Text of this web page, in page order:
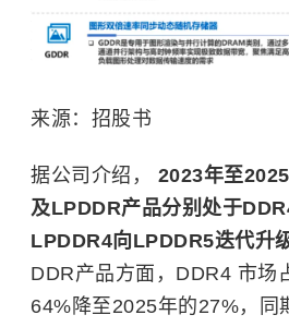
来源：招股书
据公司介绍， 2023年至
及LPDDR产品分别处于
LPDDR4向LPDDR5迭代升
DDR产品方面，DDR4 市场
64%降至2025年的27%，同